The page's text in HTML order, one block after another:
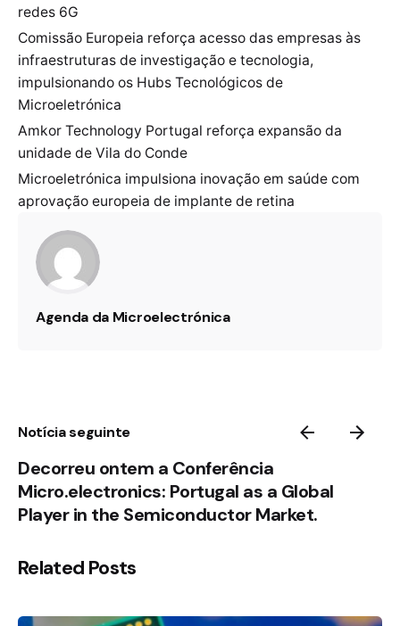
redes 6G
Comissão Europeia reforça acesso das empresas às
infraestruturas de investigação e tecnologia,
impulsionando os Hubs Tecnológicos de
Microeletrónica
Amkor Technology Portugal reforça expansão da
unidade de Vila do Conde
Microeletrónica impulsiona inovação em saúde com
aprovação europeia de implante de retina
Agenda da Microelectrónica
Notícia seguinte
Decorreu ontem a Conferência
Micro.electronics: Portugal as a Global
Player in the Semiconductor Market.
Related Posts